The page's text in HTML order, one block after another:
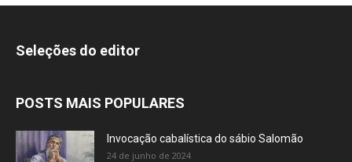
Seleções do editor
POSTS MAIS POPULARES
Invocação cabalística do sábio Salomão
24 de junho de 2024